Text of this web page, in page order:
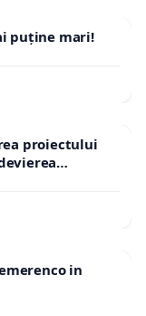
puține mari!
proiectului
in